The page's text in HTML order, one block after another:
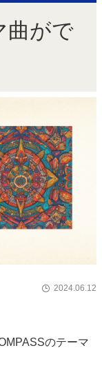
曲がで
2024.06.12
のテーマ